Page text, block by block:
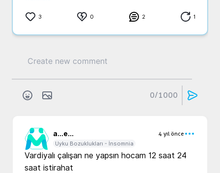
3 0 2 1
0/1000
a...e...
4 yıl önce
Uyku Bozuklukları - İnsomnia
Vardiyalı çalışan ne yapsın hocam 12 saat 24
saat istirahat